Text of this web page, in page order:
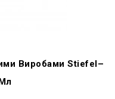
Виробами Stiefel–